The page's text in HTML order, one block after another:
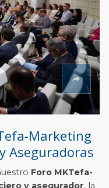
Marketing
Aseguradoras
Foro MKTefa-
y asegurador, la